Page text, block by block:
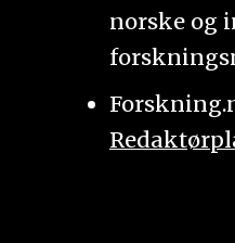
norske og